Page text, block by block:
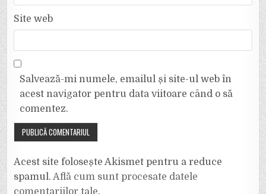
Site web
Salvează-mi numele, emailul și site-ul web în
acest navigator pentru data viitoare când o să
comentez.
Acest site folosește Akismet pentru a reduce
spamul. Află cum sunt procesate datele
comentariilor tale.